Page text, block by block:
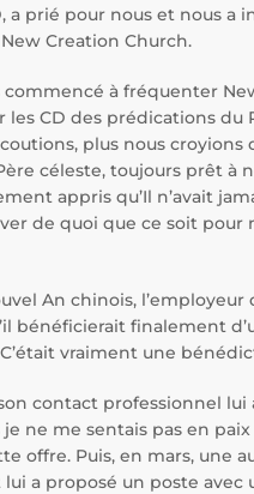
a prié pour nous et nous a
Creation Church.
commencé à fréquenter
les CD des prédications du
plus nous croyions
céleste, toujours prêt à
appris qu’Il n’avait
de quoi que ce soit pour
An chinois, l’employeur
bénéficierait finalement
vraiment une
contact professionnel lui
ne me sentais pas en paix
offre. Puis, en mars, une
a proposé un poste avec